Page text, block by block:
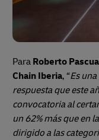
Para Roberto
Chain Iberia, “Es
respuesta que este
convocatoria al
un 62% más que en
dirigido a las